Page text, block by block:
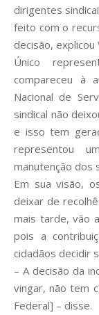
dirigentes
feito com o
decisão, explicou
Único
compareceu à
Nacional de
sindical não
e isso tem
representou
manutenção dos
Em sua visão,
deixar de
mais tarde, vão
pois a
cidadãos decidir
– A decisão da
vingar, não tem
Federal] – disse.